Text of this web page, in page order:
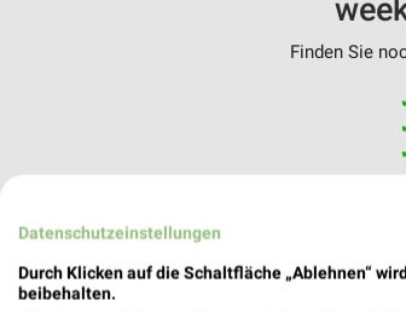
Finden Sie
Datenschutzeinstellungen
Durch Klicken auf die Schaltfläche „Ablehnen“
beibehalten.